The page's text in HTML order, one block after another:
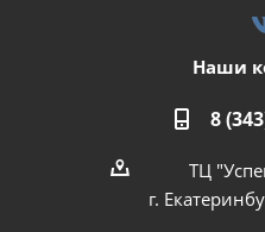
Наши
8
ТЦ
г.